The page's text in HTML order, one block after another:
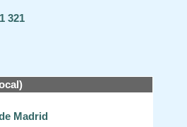
321
Madrid